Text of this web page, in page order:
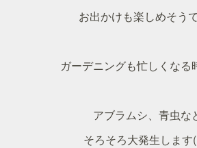
お出かけも楽しめそう
ガーデニングも忙しくなる
アブラムシ、青虫な
そろそろ大発生します